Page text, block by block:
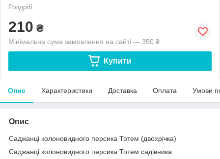
Роздріб
210 ₴
Мінімальна сума замовлення на сайті — 350 ₴
Купити
Опис Характеристики Доставка Оплата Умови
Опис
Саджанці колоновидного персика Тотем (двохрічка)
Саджанці колоновидного персика Тотем садівника.